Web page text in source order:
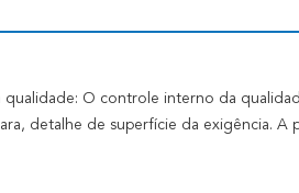
qualidade: O controle interno da
detalhe de superfície da exigência.